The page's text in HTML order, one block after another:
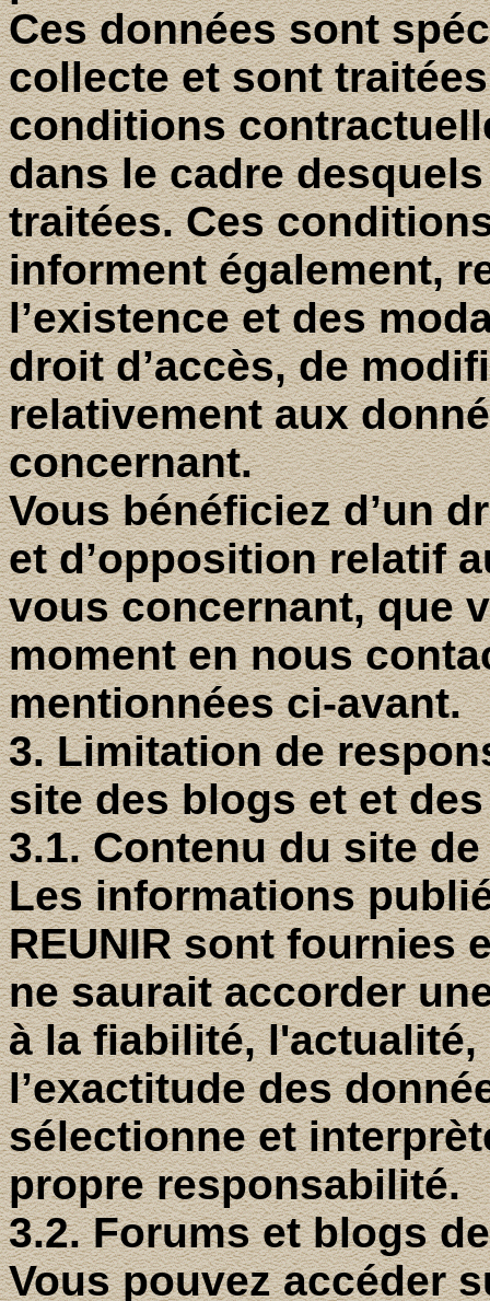
Ces données sont
collecte et sont
conditions
dans le cadre
traitées. Ces
informent également,
l’existence et des
droit d’accès, de
relativement aux
concernant.
Vous bénéficiez d’un
et d’opposition relatif
vous concernant, que
moment en nous
mentionnées ci-avant.
3. Limitation de
site des blogs etetdes
3.1. Contenu du site de
Les informations
REUNIR sont fournies
ne saurait accorder
à la fiabilité,
l’exactitude des
sélectionne et
propre responsabilité.
3.2. Forums et blogs
Vous pouvez accéder